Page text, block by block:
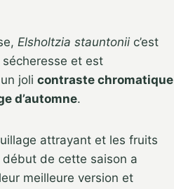
Elsholtzia stauntonii c’est
et est
joli contraste chromatique
d’automne.
attrayant et les fruits
de cette saison a
meilleure version et